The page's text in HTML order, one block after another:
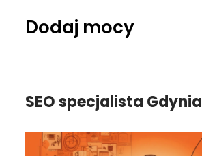
Dodaj mocy
SEO specjalista Gdynia